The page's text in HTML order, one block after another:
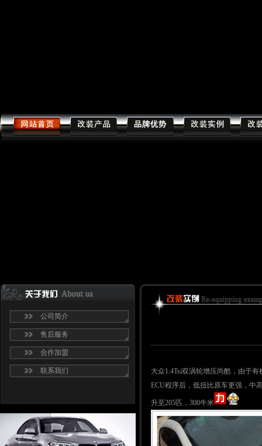
公司简介
售后服务
合作加盟
联系我们
大众1.4Tsi双涡轮增压尚酷，由于
ECU程序后，低扭比原车更强，中
升至205匹，300牛米